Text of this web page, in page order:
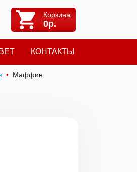
Корзина
0р.
КОНТАКТЫ
Маффин